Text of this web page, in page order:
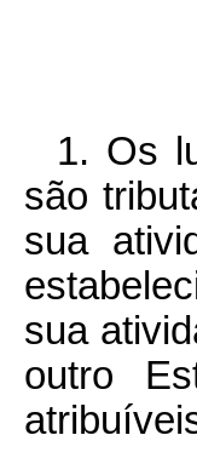
1. Os
são
sua
sua
outro